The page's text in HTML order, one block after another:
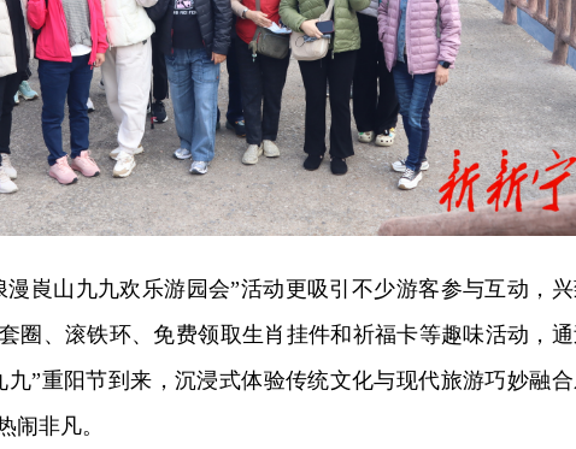
漫崀山九九欢乐游园会”活动更吸引不少游客参与互动，
圈、滚铁环、免费领取生肖挂件和祈福卡等趣味活动，
九”重阳节到来，沉浸式体验传统文化与现代旅游巧妙融
闹非凡。